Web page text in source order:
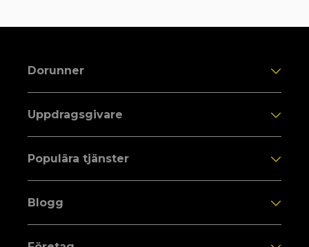
Dorunner
Uppdragsgivare
Populära tjänster
Blogg